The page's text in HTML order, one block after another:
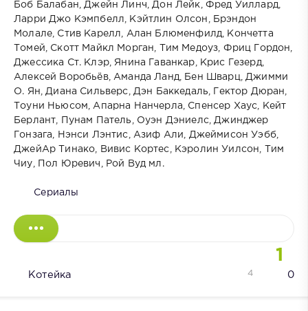
Боб Балабан, Джейн Линч, Дон Лейк, Фред Уиллард,
Ларри Джо Кэмпбелл, Кэйтлин Олсон, Брэндон
Молале, Стив Карелл, Алан Блюменфилд, Кончетта
Томей, Скотт Майкл Морган, Тим Медоуз, Фриц Гордон,
Джессика Ст. Клэр, Янина Гаванкар, Крис Гезерд,
Алексей Воробьёв, Аманда Ланд, Бен Шварц, Джимми
О. Ян, Диана Сильверс, Дэн Баккедаль, Гектор Дюран,
Тоуни Ньюсом, Апарна Нанчерла, Спенсер Хаус, Кейт
Берлант, Пунам Патель, Оуэн Дэниелс, Джинджер
Гонзага, Нэнси Лэнтис, Азиф Али, Джеймисон Уэбб,
ДжейАр Тинако, Вивис Кортес, Кэролин Уилсон, Тим
Чиу, Пол Юревич, Рой Вуд мл.
Сериалы
1
Котейка 0
4